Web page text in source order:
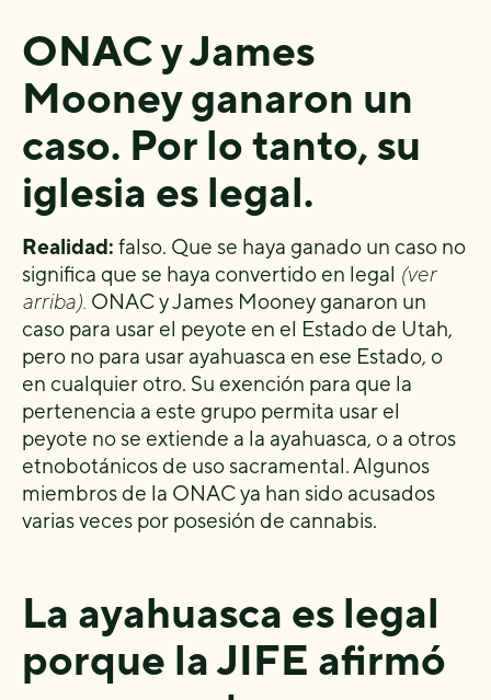
ONAC y James
Mooney ganaron un
caso. Por lo tanto, su
iglesia es legal.
Realidad: falso. Que se haya ganado un caso no
significa que se haya convertido en legal (ver
arriba). ONAC y James Mooney ganaron un
caso para usar el peyote en el Estado de Utah,
pero no para usar ayahuasca en ese Estado, o
en cualquier otro. Su exención para que la
pertenencia a este grupo permita usar el
peyote no se extiende a la ayahuasca, o a otros
etnobotánicos de uso sacramental. Algunos
miembros de la ONAC ya han sido acusados
varias veces por posesión de cannabis.
La ayahuasca es legal
porque la JIFE afirmó